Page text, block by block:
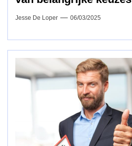
Jesse De Loper 06/03/2025